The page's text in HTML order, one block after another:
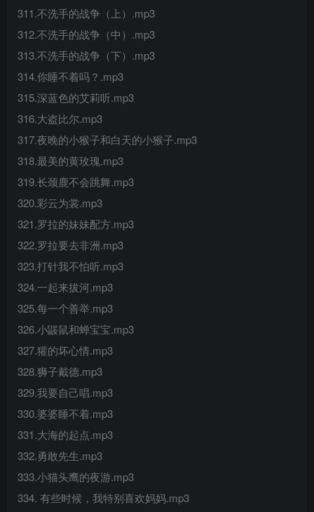
311.不洗手的战争（上）.mp3
312.不洗手的战争（中）.mp3
313.不洗手的战争（下）.mp3
314.你睡不着吗？.mp3
315.深蓝色的艾莉听.mp3
316.大盗比尔.mp3
317.夜晚的小猴子和白天的小猴子.mp3
318.最美的黄玫瑰.mp3
319.长颈鹿不会跳舞.mp3
320.彩云为裳.mp3
321.罗拉的妹妹配方.mp3
322.罗拉要去非洲.mp3
323.打针我不怕听.mp3
324.一起来拔河.mp3
325.每一个善举.mp3
326.小鼹鼠和蝉宝宝.mp3
327.獾的坏心情.mp3
328.狮子戴德.mp3
329.我要自己唱.mp3
330.婆婆睡不着.mp3
331.大海的起点.mp3
332.勇敢先生.mp3
333.小猫头鹰的夜游.mp3
334. 有些时候，我特别喜欢妈妈.mp3